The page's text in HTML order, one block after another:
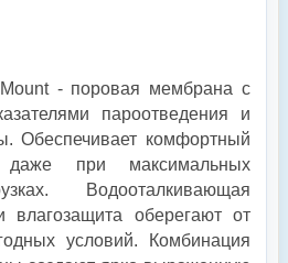
- поровая мембрана с
пароотведения и
Обеспечивает комфортный
при максимальных
Водооталкивающая
влагозащита оберегают от
условий. Комбинация